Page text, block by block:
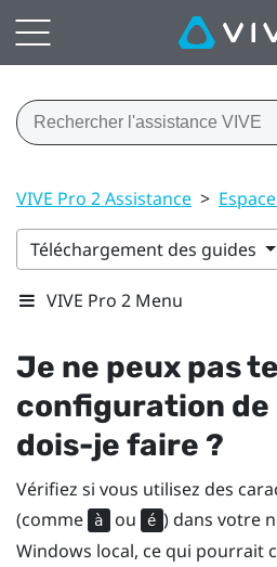
VIVE Pro 2 Assistance >
Téléchargement des guides
VIVE Pro 2 Menu
Je ne peux pas
configuration de
dois-je faire ?
Vérifiez si vous utilisez des
(comme
à ou é ) dans votre
Windows local, ce qui pourrait